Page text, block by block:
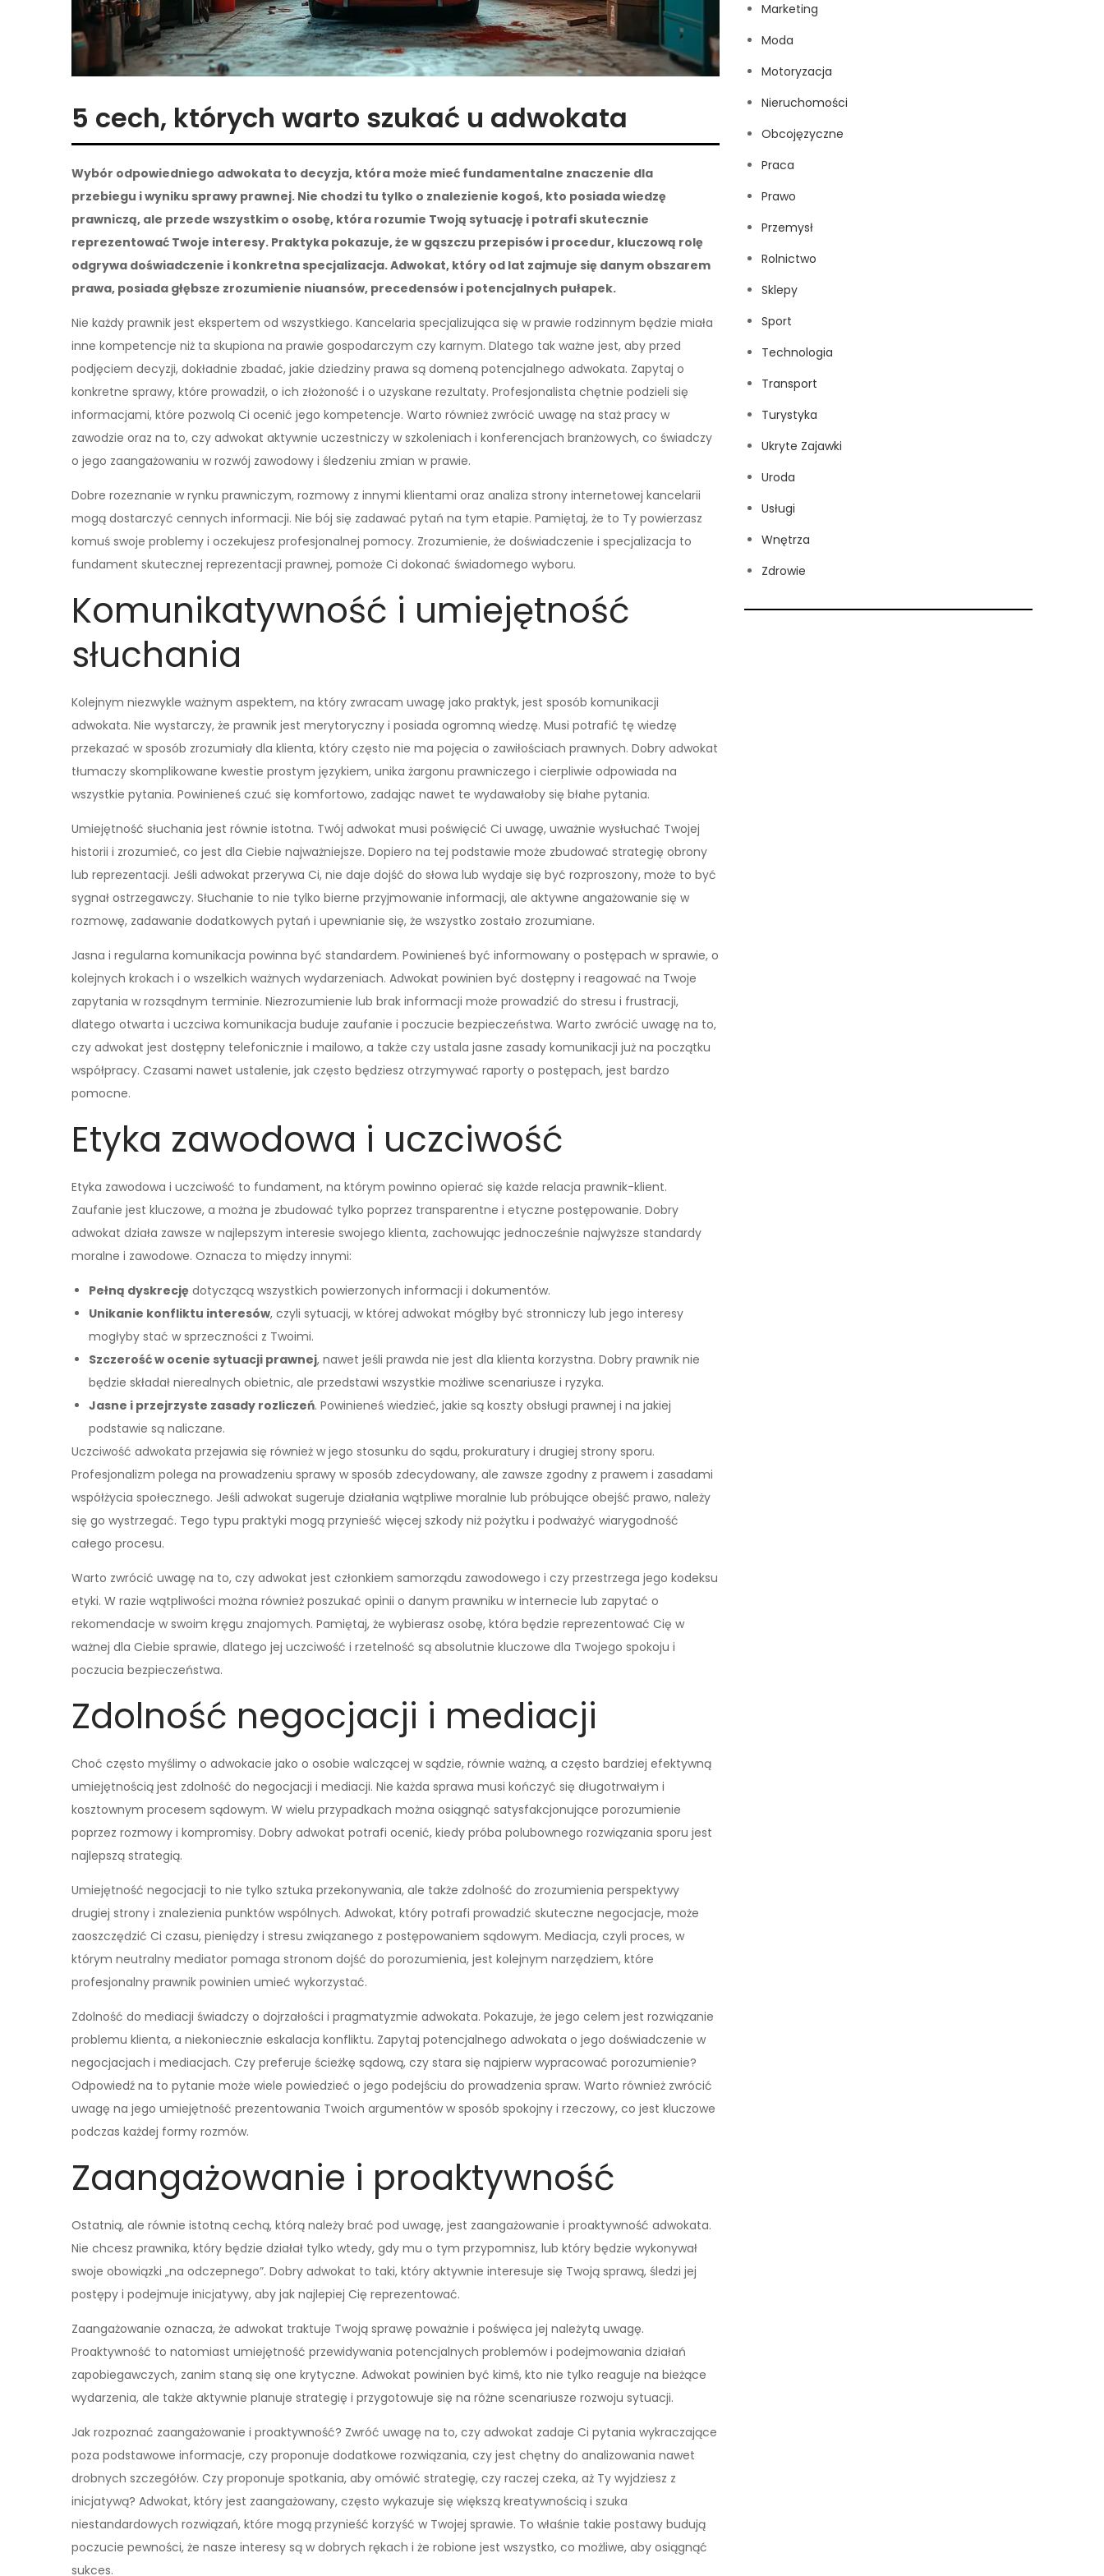
5 cech, których warto szukać u adwokata
Wybór odpowiedniego adwokata to decyzja, która może mieć fundamentalne znaczenie dla
przebiegu i wyniku sprawy prawnej. Nie chodzi tu tylko o znalezienie kogoś, kto posiada wiedzę
prawniczą, ale przede wszystkim o osobę, która rozumie Twoją sytuację i potrafi skutecznie
reprezentować Twoje interesy. Praktyka pokazuje, że w gąszczu przepisów i procedur, kluczową rolę
odgrywa doświadczenie i konkretna specjalizacja. Adwokat, który od lat zajmuje się danym obszarem
prawa, posiada głębsze zrozumienie niuansów, precedensów i potencjalnych pułapek.
Nie każdy prawnik jest ekspertem od wszystkiego. Kancelaria specjalizująca się w prawie rodzinnym będzie miała
inne kompetencje niż ta skupiona na prawie gospodarczym czy karnym. Dlatego tak ważne jest, aby przed
podjęciem decyzji, dokładnie zbadać, jakie dziedziny prawa są domeną potencjalnego adwokata. Zapytaj o
konkretne sprawy, które prowadził, o ich złożoność i o uzyskane rezultaty. Profesjonalista chętnie podzieli się
informacjami, które pozwolą Ci ocenić jego kompetencje. Warto również zwrócić uwagę na staż pracy w
zawodzie oraz na to, czy adwokat aktywnie uczestniczy w szkoleniach i konferencjach branżowych, co świadczy
o jego zaangażowaniu w rozwój zawodowy i śledzeniu zmian w prawie.
Dobre rozeznanie w rynku prawniczym, rozmowy z innymi klientami oraz analiza strony internetowej kancelarii
mogą dostarczyć cennych informacji. Nie bój się zadawać pytań na tym etapie. Pamiętaj, że to Ty powierzasz
komuś swoje problemy i oczekujesz profesjonalnej pomocy. Zrozumienie, że doświadczenie i specjalizacja to
fundament skutecznej reprezentacji prawnej, pomoże Ci dokonać świadomego wyboru.
Komunikatywność i umiejętność
słuchania
Kolejnym niezwykle ważnym aspektem, na który zwracam uwagę jako praktyk, jest sposób komunikacji
adwokata. Nie wystarczy, że prawnik jest merytoryczny i posiada ogromną wiedzę. Musi potrafić tę wiedzę
przekazać w sposób zrozumiały dla klienta, który często nie ma pojęcia o zawiłościach prawnych. Dobry adwokat
tłumaczy skomplikowane kwestie prostym językiem, unika żargonu prawniczego i cierpliwie odpowiada na
wszystkie pytania. Powinieneś czuć się komfortowo, zadając nawet te wydawałoby się błahe pytania.
Umiejętność słuchania jest równie istotna. Twój adwokat musi poświęcić Ci uwagę, uważnie wysłuchać Twojej
historii i zrozumieć, co jest dla Ciebie najważniejsze. Dopiero na tej podstawie może zbudować strategię obrony
lub reprezentacji. Jeśli adwokat przerywa Ci, nie daje dojść do słowa lub wydaje się być rozproszony, może to być
sygnał ostrzegawczy. Słuchanie to nie tylko bierne przyjmowanie informacji, ale aktywne angażowanie się w
rozmowę, zadawanie dodatkowych pytań i upewnianie się, że wszystko zostało zrozumiane.
Jasna i regularna komunikacja powinna być standardem. Powinieneś być informowany o postępach w sprawie, o
kolejnych krokach i o wszelkich ważnych wydarzeniach. Adwokat powinien być dostępny i reagować na Twoje
zapytania w rozsądnym terminie. Niezrozumienie lub brak informacji może prowadzić do stresu i frustracji,
dlatego otwarta i uczciwa komunikacja buduje zaufanie i poczucie bezpieczeństwa. Warto zwrócić uwagę na to,
czy adwokat jest dostępny telefonicznie i mailowo, a także czy ustala jasne zasady komunikacji już na początku
współpracy. Czasami nawet ustalenie, jak często będziesz otrzymywać raporty o postępach, jest bardzo
pomocne.
Etyka zawodowa i uczciwość
Etyka zawodowa i uczciwość to fundament, na którym powinno opierać się każde relacja prawnik-klient.
Zaufanie jest kluczowe, a można je zbudować tylko poprzez transparentne i etyczne postępowanie. Dobry
adwokat działa zawsze w najlepszym interesie swojego klienta, zachowując jednocześnie najwyższe standardy
moralne i zawodowe. Oznacza to między innymi:
Pełną dyskrecję dotyczącą wszystkich powierzonych informacji i dokumentów.
Unikanie konfliktu interesów, czyli sytuacji, w której adwokat mógłby być stronniczy lub jego interesy
mogłyby stać w sprzeczności z Twoimi.
Szczerość w ocenie sytuacji prawnej, nawet jeśli prawda nie jest dla klienta korzystna. Dobry prawnik nie
będzie składał nierealnych obietnic, ale przedstawi wszystkie możliwe scenariusze i ryzyka.
Jasne i przejrzyste zasady rozliczeń. Powinieneś wiedzieć, jakie są koszty obsługi prawnej i na jakiej
podstawie są naliczane.
Uczciwość adwokata przejawia się również w jego stosunku do sądu, prokuratury i drugiej strony sporu.
Profesjonalizm polega na prowadzeniu sprawy w sposób zdecydowany, ale zawsze zgodny z prawem i zasadami
współżycia społecznego. Jeśli adwokat sugeruje działania wątpliwe moralnie lub próbujące obejść prawo, należy
się go wystrzegać. Tego typu praktyki mogą przynieść więcej szkody niż pożytku i podważyć wiarygodność
całego procesu.
Warto zwrócić uwagę na to, czy adwokat jest członkiem samorządu zawodowego i czy przestrzega jego kodeksu
etyki. W razie wątpliwości można również poszukać opinii o danym prawniku w internecie lub zapytać o
rekomendacje w swoim kręgu znajomych. Pamiętaj, że wybierasz osobę, która będzie reprezentować Cię w
ważnej dla Ciebie sprawie, dlatego jej uczciwość i rzetelność są absolutnie kluczowe dla Twojego spokoju i
poczucia bezpieczeństwa.
Zdolność negocjacji i mediacji
Choć często myślimy o adwokacie jako o osobie walczącej w sądzie, równie ważną, a często bardziej efektywną
umiejętnością jest zdolność do negocjacji i mediacji. Nie każda sprawa musi kończyć się długotrwałym i
kosztownym procesem sądowym. W wielu przypadkach można osiągnąć satysfakcjonujące porozumienie
poprzez rozmowy i kompromisy. Dobry adwokat potrafi ocenić, kiedy próba polubownego rozwiązania sporu jest
najlepszą strategią.
Umiejętność negocjacji to nie tylko sztuka przekonywania, ale także zdolność do zrozumienia perspektywy
drugiej strony i znalezienia punktów wspólnych. Adwokat, który potrafi prowadzić skuteczne negocjacje, może
zaoszczędzić Ci czasu, pieniędzy i stresu związanego z postępowaniem sądowym. Mediacja, czyli proces, w
którym neutralny mediator pomaga stronom dojść do porozumienia, jest kolejnym narzędziem, które
profesjonalny prawnik powinien umieć wykorzystać.
Zdolność do mediacji świadczy o dojrzałości i pragmatyzmie adwokata. Pokazuje, że jego celem jest rozwiązanie
problemu klienta, a niekoniecznie eskalacja konfliktu. Zapytaj potencjalnego adwokata o jego doświadczenie w
negocjacjach i mediacjach. Czy preferuje ścieżkę sądową, czy stara się najpierw wypracować porozumienie?
Odpowiedź na to pytanie może wiele powiedzieć o jego podejściu do prowadzenia spraw. Warto również zwrócić
uwagę na jego umiejętność prezentowania Twoich argumentów w sposób spokojny i rzeczowy, co jest kluczowe
podczas każdej formy rozmów.
Zaangażowanie i proaktywność
Ostatnią, ale równie istotną cechą, którą należy brać pod uwagę, jest zaangażowanie i proaktywność adwokata.
Nie chcesz prawnika, który będzie działał tylko wtedy, gdy mu o tym przypomnisz, lub który będzie wykonywał
swoje obowiązki „na odczepnego”. Dobry adwokat to taki, który aktywnie interesuje się Twoją sprawą, śledzi jej
postępy i podejmuje inicjatywy, aby jak najlepiej Cię reprezentować.
Zaangażowanie oznacza, że adwokat traktuje Twoją sprawę poważnie i poświęca jej należytą uwagę.
Proaktywność to natomiast umiejętność przewidywania potencjalnych problemów i podejmowania działań
zapobiegawczych, zanim staną się one krytyczne. Adwokat powinien być kimś, kto nie tylko reaguje na bieżące
wydarzenia, ale także aktywnie planuje strategię i przygotowuje się na różne scenariusze rozwoju sytuacji.
Jak rozpoznać zaangażowanie i proaktywność? Zwróć uwagę na to, czy adwokat zadaje Ci pytania wykraczające
poza podstawowe informacje, czy proponuje dodatkowe rozwiązania, czy jest chętny do analizowania nawet
drobnych szczegółów. Czy proponuje spotkania, aby omówić strategię, czy raczej czeka, aż Ty wyjdziesz z
inicjatywą? Adwokat, który jest zaangażowany, często wykazuje się większą kreatywnością i szuka
niestandardowych rozwiązań, które mogą przynieść korzyść w Twojej sprawie. To właśnie takie postawy budują
poczucie pewności, że nasze interesy są w dobrych rękach i że robione jest wszystko, co możliwe, aby osiągnąć
sukces.
Marketing
Moda
Motoryzacja
Nieruchomości
Obcojęzyczne
Praca
Prawo
Przemysł
Rolnictwo
Sklepy
Sport
Technologia
Transport
Turystyka
Ukryte Zajawki
Uroda
Usługi
Wnętrza
Zdrowie